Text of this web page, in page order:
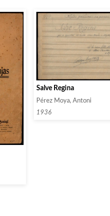
Salve Regina
Pérez Moya, Antoni
1936